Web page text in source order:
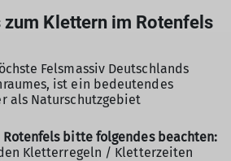
Klettern im Rotenfels
Felsmassiv Deutschlands
ist ein bedeutendes
als Naturschutzgebiet
bitte folgendes beachten:
Kletterregeln / Kletterzeiten